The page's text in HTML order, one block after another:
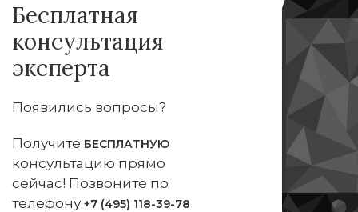
Бесплатная
консультация
эксперта
Появились вопросы?
Получите БЕСПЛАТНУЮ
консультацию прямо
сейчас! Позвоните по
телефону +7 (495) 118-39-78